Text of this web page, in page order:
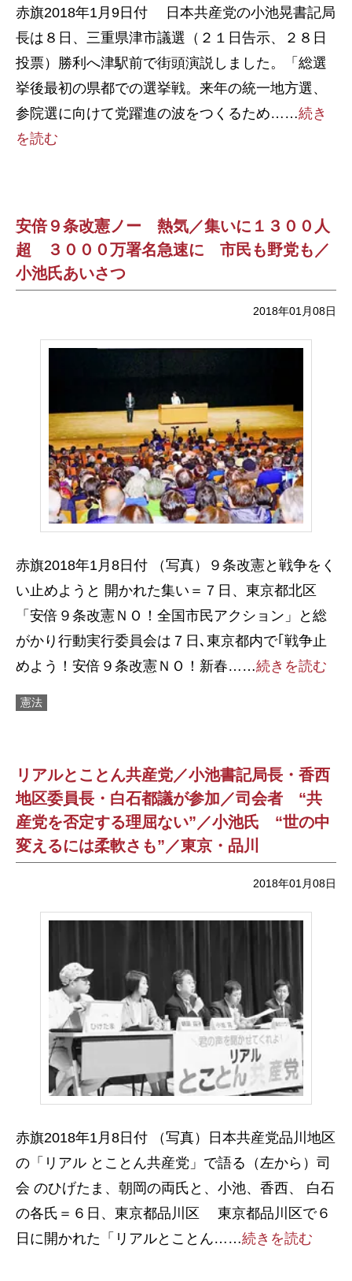
赤旗2018年1月9日付 日本共産党の小池晃書記局
長は８日、三重県津市議選（２１日告示、２８日
投票）勝利へ津駅前で街頭演説しました。「総選
挙後最初の県都での選挙戦。来年の統一地方選、
参院選に向けて党躍進の波をつくるため……続き
を読む
安倍９条改憲ノー 熱気／集いに１３００人
超 ３０００万署名急速に 市民も野党も／
小池氏あいさつ
2018年01月08日
赤旗2018年1月8日付 （写真）９条改憲と戦争をく
い止めようと 開かれた集い＝７日、東京都北区
「安倍９条改憲ＮＯ！全国市民アクション」と総
がかり行動実行委員会は７日､東京都内で｢戦争止
めよう！安倍９条改憲ＮＯ！新春……続きを読む
憲法
リアルとことん共産党／小池書記局長・香西
地区委員長・白石都議が参加／司会者 “共
産党を否定する理屈ない”／小池氏 “世の中
変えるには柔軟さも”／東京・品川
2018年01月08日
赤旗2018年1月8日付 （写真）日本共産党品川地区
の「リアル とことん共産党」で語る（左から）司
会 のひげたま、朝岡の両氏と、小池、香西、 白石
の各氏＝６日、東京都品川区 東京都品川区で６
日に開かれた「リアルとことん……続きを読む